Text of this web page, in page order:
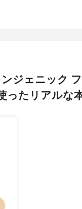
ジェニック
ったリアルな